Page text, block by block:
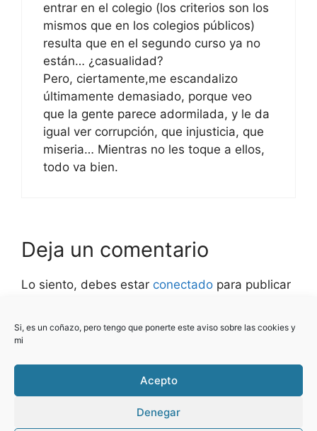
Si, es un coñazo, pero tengo que ponerte este aviso sobre las cookies y
mi
Acepto
Denegar
entrar en el colegio (los criterios son los
mismos que en los colegios públicos)
resulta que en el segundo curso ya no
están… ¿casualidad?
Pero, ciertamente,me escandalizo
últimamente demasiado, porque veo
que la gente parece adormilada, y le da
igual ver corrupción, que injusticia, que
miseria… Mientras no les toque a ellos,
todo va bien.
Deja un comentario
Lo siento, debes estar conectado para publicar
Este sitio usa Akismet para reducir el spam.